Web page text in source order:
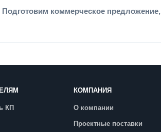
коммерческое предложение,
КП
КОМПАНИЯ
О компании
Проектные поставки